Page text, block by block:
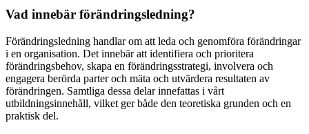
Vad innebär förändringsledning?
Förändringsledning handlar om att leda och genomföra förändringar
i en organisation. Det innebär att identifiera och prioritera
förändringsbehov, skapa en förändringsstrategi, involvera och
engagera berörda parter och mäta och utvärdera resultaten av
förändringen. Samtliga dessa delar innefattas i vårt
utbildningsinnehåll, vilket ger både den teoretiska grunden och en
praktisk del.